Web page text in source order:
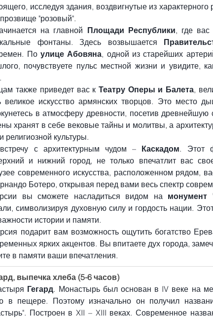
исследуя здания, воздвигнутые из
"розовый".
на главной Площади Республики, где вас
фонтаны. Здесь возвышается
По улице Абовяна, одной из старейших
почувствуете пульс местной жизни и увидите,
также приведет вас к Театру Оперы и Балета,
великое искусство армянских творцов. Это место
в атмосферу древности, посетив древнейшую
хранят в себе вековые тайны и молитвы, а
религиозной культуры.
с архитектурным чудом – Каскадом. Этот
и нижний город, не только впечатлит вас
современного искусства, расположенном рядом,
Ботеро, открывая перед вами весь спектр
вы сможете насладиться видом на монумент
символизируя духовную силу и гордость нации.
истории и памяти.
подарит вам возможность ощутить богатство
ярких акцентов. Вы впитаете дух города,
в памяти ваши впечатления.
выпечка хлеба (5-6 часов)
Гегард. Монастырь был основан в IV веке на
в пещере. Поэтому изначально он получил
Построен в XII – XIII веках. Современное